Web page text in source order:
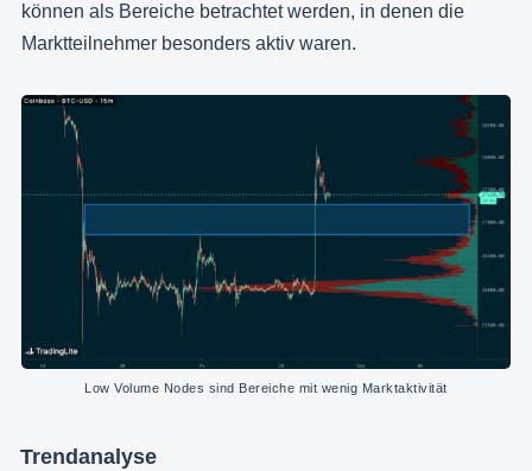
können als Bereiche betrachtet werden, in denen die
Marktteilnehmer besonders aktiv waren.
Low Volume Nodes sind Bereiche mit wenig Marktaktivität
Trendanalyse